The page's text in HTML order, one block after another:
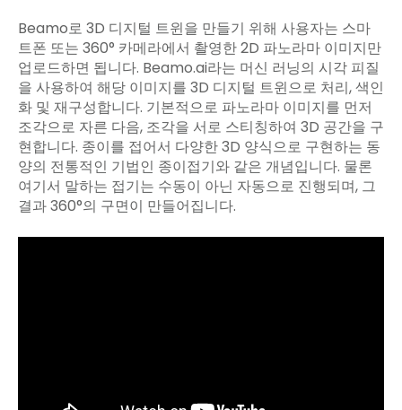
Beamo로 3D 디지털 트윈을 만들기 위해 사용자는 스마
트폰 또는 360° 카메라에서 촬영한 2D 파노라마 이미지만
업로드하면 됩니다. Beamo.ai라는 머신 러닝의 시각 피질
을 사용하여 해당 이미지를 3D 디지털 트윈으로 처리, 색인
화 및 재구성합니다. 기본적으로 파노라마 이미지를 먼저
조각으로 자른 다음, 조각을 서로 스티칭하여 3D 공간을 구
현합니다. 종이를 접어서 다양한 3D 양식으로 구현하는 동
양의 전통적인 기법인 종이접기와 같은 개념입니다. 물론
여기서 말하는 접기는 수동이 아닌 자동으로 진행되며, 그
결과 360°의 구면이 만들어집니다.